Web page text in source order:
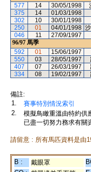
577
14 30/05/1998
375
14 01/03/1998
302
10 30/01/1998
250
01 04/01/1998
046
11 27/09/1997
96/97 馬季
592
01 15/06/1997
550
03 28/05/1997
407
07 26/03/1997
334
08 19/02/1997
備註:
1.
賽事特別情況索引
2.
模擬鳥瞰重溫由特約供
已盡一切努力務求有關
請留意 : 所有馬匹資料是由
B : 戴眼罩